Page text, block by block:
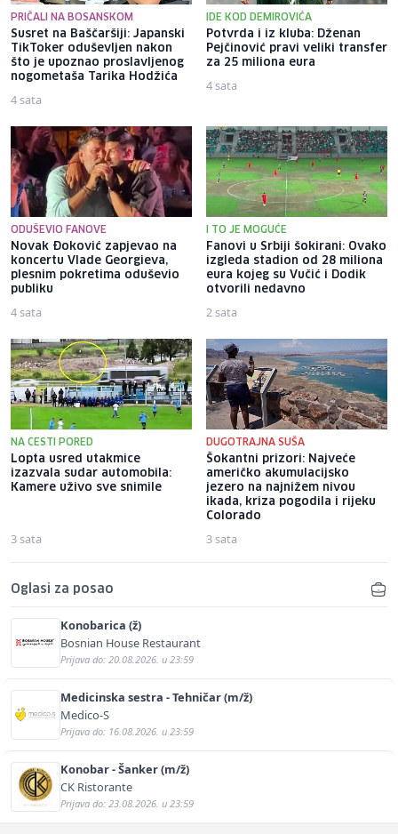
PRIČALI NA BOSANSKOM
Susret na Baščaršiji: Japanski
TikToker oduševljen nakon
što je upoznao proslavljenog
nogometaša Tarika Hodžića
4 sata
IDE KOD DEMIROVIĆA
Potvrda i iz kluba: Dženan
Pejčinović pravi veliki transfer
za 25 miliona eura
4 sata
ODUŠEVIO FANOVE
Novak Đoković zapjevao na
koncertu Vlade Georgieva,
plesnim pokretima oduševio
publiku
4 sata
I TO JE MOGUĆE
Fanovi u Srbiji šokirani: Ovako
izgleda stadion od 28 miliona
eura kojeg su Vučić i Dodik
otvorili nedavno
2 sata
NA CESTI PORED
Lopta usred utakmice
izazvala sudar automobila:
Kamere uživo sve snimile
3 sata
DUGOTRAJNA SUŠA
Šokantni prizori: Najveće
američko akumulacijsko
jezero na najnižem nivou
ikada, kriza pogodila i rijeku
Colorado
3 sata
Oglasi za posao
Konobarica (ž)
Bosnian House Restaurant
Prijava do: 20.08.2026. u 23:59
Medicinska sestra - Tehničar (m/ž)
Medico-S
Prijava do: 16.08.2026. u 23:59
Konobar - Šanker (m/ž)
CK Ristorante
Prijava do: 23.08.2026. u 23:59